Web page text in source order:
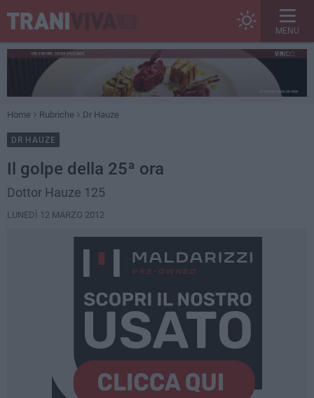
MENU
Home Rubriche Dr Hauze
DR HAUZE
Il golpe della 25ª ora
Dottor Hauze 125
LUNEDÌ 12 MARZO 2012